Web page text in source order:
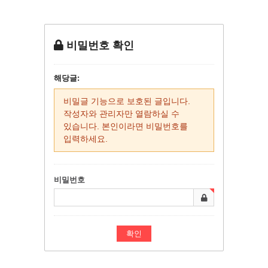
비밀번호 확인
해당글:
비밀글 기능으로 보호된 글입니다.
작성자와 관리자만 열람하실 수
있습니다. 본인이라면 비밀번호를
입력하세요.
비밀번호